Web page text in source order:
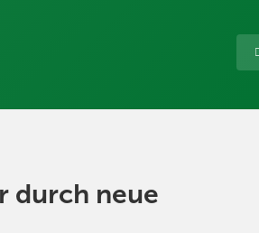
durch neue